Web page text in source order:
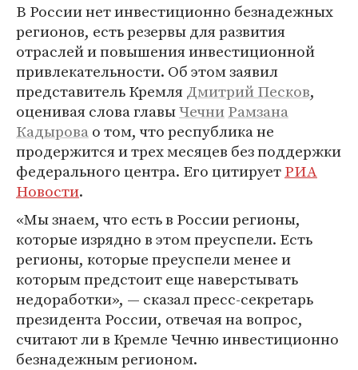
В России нет инвестиционно безнадежных
регионов, есть резервы для развития
отраслей и повышения инвестиционной
привлекательности. Об этом заявил
представитель КремляДмитрий Песков,
оценивая слова главыЧечниРамзана
Кадыровао том, что республика не
продержится и трех месяцев без поддержки
федерального центра. Его цитируетРИА
Новости.
«Мы знаем, что есть в России регионы,
которые изрядно в этом преуспели. Есть
регионы, которые преуспели менее и
которым предстоит еще наверстывать
недоработки», — сказал пресс-секретарь
президента России, отвечая на вопрос,
считают ли в Кремле Чечню инвестиционно
безнадежным регионом.